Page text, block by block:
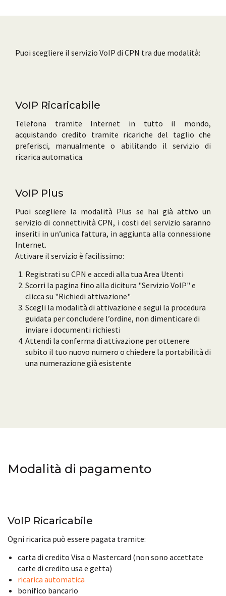
Puoi scegliere il servizio VoIP di CPN tra due modalità:
VoIP Ricaricabile
Telefona tramite Internet in tutto il mondo,
acquistando credito tramite ricariche del taglio che
preferisci, manualmente o abilitando il servizio di
ricarica automatica.
VoIP Plus
Puoi scegliere la modalità Plus se hai già attivo un
servizio di connettività CPN, i costi del servizio saranno
inseriti in un’unica fattura, in aggiunta alla connessione
Internet.
Attivare il servizio è facilissimo:
Registrati su CPN e accedi alla tua Area Utenti
Scorri la pagina fino alla dicitura "Servizio VoIP" e
clicca su "Richiedi attivazione"
Scegli la modalità di attivazione e segui la procedura
guidata per concludere l’ordine, non dimenticare di
inviare i documenti richiesti
Attendi la conferma di attivazione per ottenere
subito il tuo nuovo numero o chiedere la portabilità di
una numerazione già esistente
Modalità di pagamento
VoIP Ricaricabile
Ogni ricarica può essere pagata tramite:
carta di credito Visa o Mastercard (non sono accettate
carte di credito usa e getta)
ricarica automatica
bonifico bancario